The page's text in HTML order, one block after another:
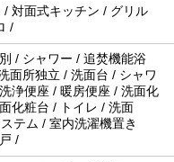
/ 対面式キッチン / グリル
/
/ シャワー / 追焚機能浴
面所独立 / 洗面台 / シャワ
浄便座 / 暖房便座 / 洗面化
化粧台 / トイレ / 洗面
テム / 室内洗濯機置き
/